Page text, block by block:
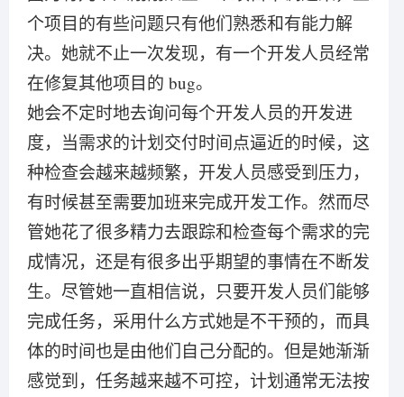
个项目的有些问题只有他们熟悉和有能力解
决。她就不止一次发现，有一个开发人员经常
在修复其他项目的 bug。
她会不定时地去询问每个开发人员的开发进
度，当需求的计划交付时间点逼近的时候，这
种检查会越来越频繁，开发人员感受到压力，
有时候甚至需要加班来完成开发工作。然而尽
管她花了很多精力去跟踪和检查每个需求的完
成情况，还是有很多出乎期望的事情在不断发
生。尽管她一直相信说，只要开发人员们能够
完成任务，采用什么方式她是不干预的，而具
体的时间也是由他们自己分配的。但是她渐渐
感觉到，任务越来越不可控，计划通常无法按